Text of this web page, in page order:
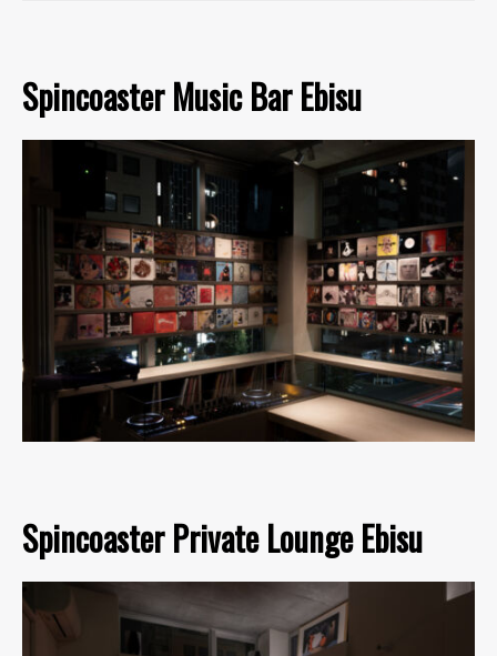
Spincoaster Music Bar Ebisu
Spincoaster Private Lounge Ebisu